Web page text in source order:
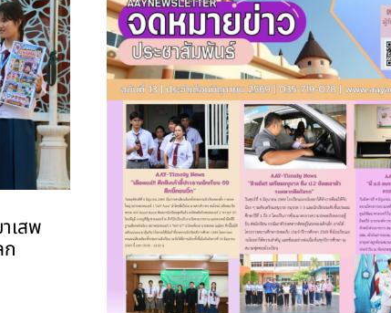
เสพ